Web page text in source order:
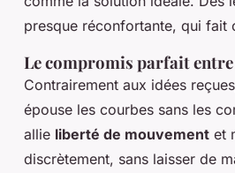
presque réconfortante, qui fait
Le compromis parfait
Contrairement aux idées
épouse les courbes sans les
allie liberté de mouvement et
discrètement, sans laisser de